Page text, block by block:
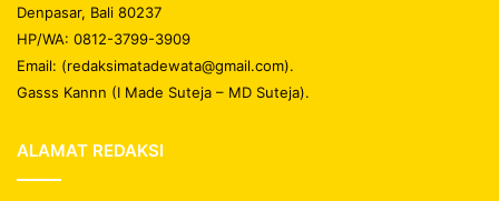
Denpasar, Bali 80237
HP/WA: 0812-3799-3909
Email: (redaksimatadewata@gmail.com).
Gasss Kannn (I Made Suteja – MD Suteja).
ALAMAT REDAKSI